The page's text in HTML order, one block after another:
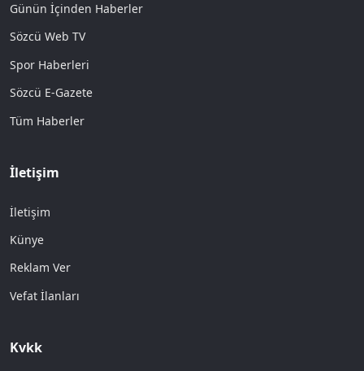
Günün İçinden Haberler
Sözcü Web TV
Spor Haberleri
Sözcü E-Gazete
Tüm Haberler
İletişim
İletişim
Künye
Reklam Ver
Vefat İlanları
Kvkk